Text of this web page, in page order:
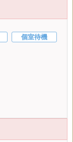
個室待機